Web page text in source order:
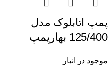
پمپ اتابلوک مدل
125/400 بهارپمپ
موجود در انبار